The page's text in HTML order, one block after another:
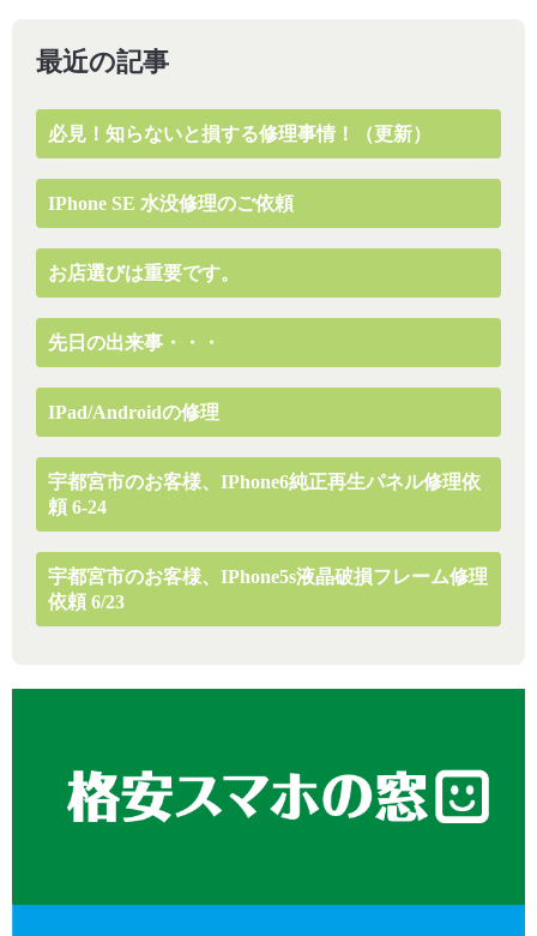
最近の記事
必見！知らないと損する修理事情！（更新）
IPhone SE 水没修理のご依頼
お店選びは重要です。
先日の出来事・・・
IPad/Androidの修理
宇都宮市のお客様、iPhone6純正再生パネル修理依
頼 6-24
宇都宮市のお客様、iPhone5s液晶破損フレーム修理
依頼 6/23